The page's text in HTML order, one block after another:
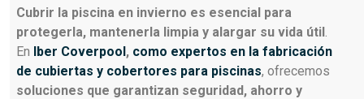
Cubrir la piscina en invierno es esencial para
protegerla, mantenerla limpia y alargar su vida útil
En Iber Coverpool, como expertos en la fabricación
de cubiertas y cobertores para piscinas, ofrecemos
soluciones que garantizan seguridad, ahorro y